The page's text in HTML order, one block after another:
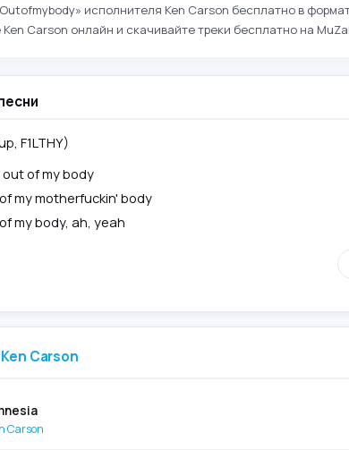
исполнителя Ken Carson бесплатно в
Carson онлайн и скачивайте треки бесплатно на
F1LTHY)
out of my body
my motherfuckin' body
my body, ah, yeah
Ken Carson
Carson